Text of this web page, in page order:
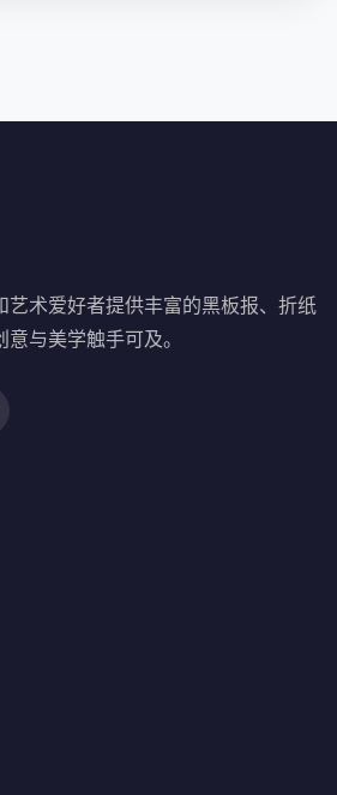
艺术爱好者提供丰富的黑板报、折纸
与美学触手可及。